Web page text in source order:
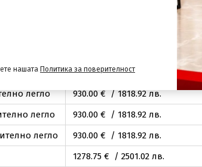
легло
930.00€ / 1818
легло
930.00€ / 1818.92лв.
легло
930.00€ / 1818.92лв.
легло
930.00€ / 1818.92лв.
1278.75€ / 2501.02лв.
нашата Политика за поверителност